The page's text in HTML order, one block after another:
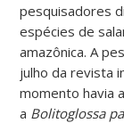
pesquisadores
espécies de
amazônica. A
julho da revista
momento havia
a Bolitoglossa